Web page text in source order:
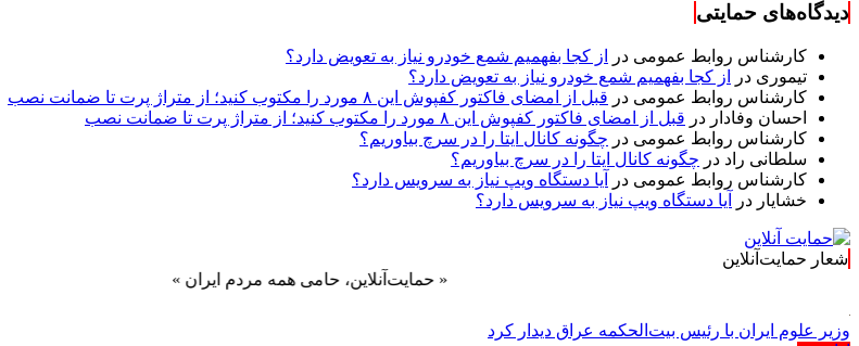
دیدگاه‌های حمایتی
کارشناس روابط عمومی در
از کجا بفهمیم شمع خودرو نیاز به تعویض دارد؟
تیموری در
از کجا بفهمیم شمع خودرو نیاز به تعویض دارد؟
کارشناس روابط عمومی در قبل از امضای فاکتور کفپوش این ۸ مورد را مکتوب کنید؛ از متراژ پرت تا ضمانت نصب
احسان وفادار در قبل از امضای فاکتور کفپوش این ۸ مورد را مکتوب کنید؛ از متراژ پرت تا ضمانت نصب
کارشناس روابط عمومی در چگونه کانال ایتا را در سرچ بیاوریم؟
سلطانی راد در چگونه کانال ایتا را در سرچ بیاوریم؟
کارشناس روابط عمومی در
آیا دستگاه ویپ نیاز به سرویس دارد؟
خشایار در آیا دستگاه ویپ نیاز به سرویس دارد؟
شعار حمایت‌آنلاین
« حمایت‌آنلاین، حامی همه مردم ایران »
وزیر علوم ایران با رئیس بیت‌الحکمه عراق دیدار کرد